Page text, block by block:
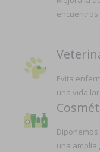
Evita
una vida
una amplia